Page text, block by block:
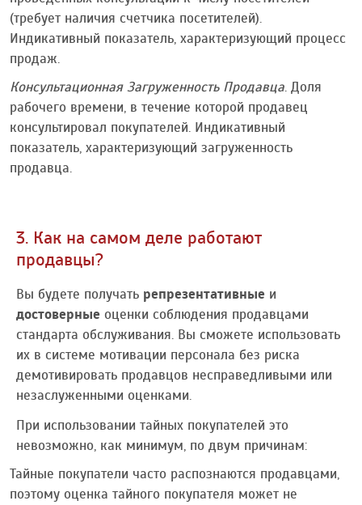
(требует наличия счетчика посетителей).
Индикативный показатель, характеризующий процесс
продаж.
Консультационная Загруженность Продавца. Доля
рабочего времени, в течение которой продавец
консультировал покупателей. Индикативный
показатель, характеризующий загруженность
продавца.
3. Как на самом деле работают
продавцы?
Вы будете получать репрезентативные и
достоверные оценки соблюдения продавцами
стандарта обслуживания. Вы сможете использовать
их в системе мотивации персонала без риска
демотивировать продавцов несправедливыми или
незаслуженными оценками.
При использовании тайных покупателей это
невозможно, как минимум, по двум причинам:
Тайные покупатели часто распознаются продавцами,
поэтому оценка тайного покупателя может не